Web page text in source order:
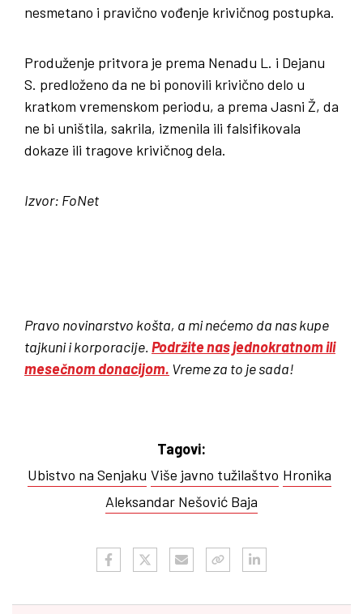
nesmetano i pravično vođenje krivičnog postupka.
Produženje pritvora je prema Nenadu L. i Dejanu
S. predloženo da ne bi ponovili krivično delo u
kratkom vremenskom periodu, a prema Jasni Ž, da
ne bi uništila, sakrila, izmenila ili falsifikovala
dokaze ili tragove krivičnog dela.
Izvor: FoNet
Pravo novinarstvo košta, a mi nećemo da nas kupe
tajkuni i korporacije. Podržite nas jednokratnom ili
mesečnom donacijom. Vreme za to je sada!
Tagovi:
Ubistvo na Senjaku Više javno tužilaštvo Hronika
Aleksandar Nešović Baja